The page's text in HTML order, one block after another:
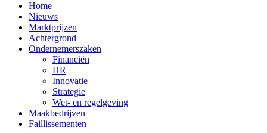
Home
Nieuws
Marktprijzen
Achtergrond
Ondernemerszaken
Financiën
HR
Innovatie
Strategie
Wet- en regelgeving
Maakbedrijven
Faillissementen